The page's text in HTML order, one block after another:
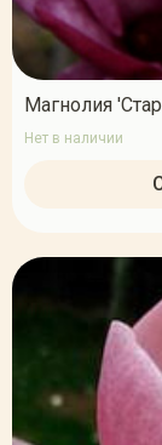
Магнолия
Нет в наличии